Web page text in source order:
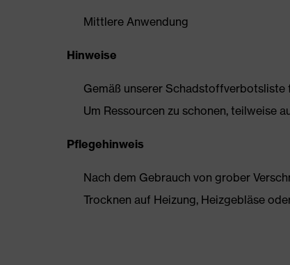
Mittlere Anwendung
Hinweise
Gemäß unserer Schadstoffverbotsliste
Um Ressourcen zu schonen, teilweise
Pflegehinweis
Nach dem Gebrauch von grober
Trocknen auf Heizung, Heizgebläse